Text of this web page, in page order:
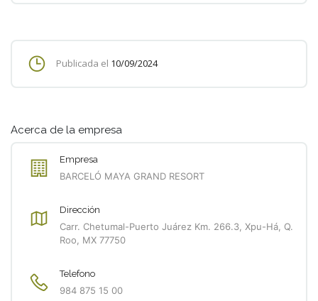
Publicada el 10/09/2024
Acerca de la empresa
Empresa
BARCELÓ MAYA GRAND RESORT
Dirección
Carr. Chetumal-Puerto Juárez Km. 266.3, Xpu-Há, Q.
Roo, MX 77750
Telefono
984 875 15 00